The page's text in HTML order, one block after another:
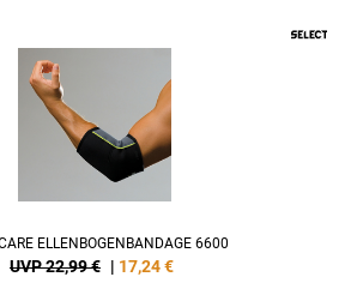
ELLENBOGENBANDAGE 6600
UVP 22,99 € | 17,24€